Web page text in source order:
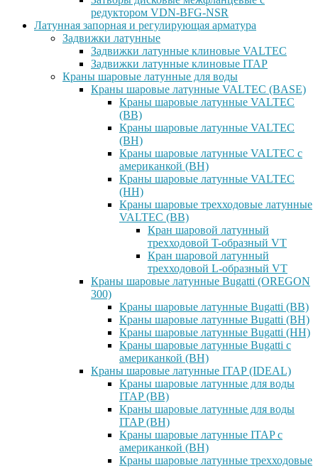
редуктором VDN-BFG-NSR
Латунная запорная и регулирующая арматура
Задвижки латунные
Задвижки латунные клиновые VALTEC
Задвижки латунные клиновые ITAP
Краны шаровые латунные для воды
Краны шаровые латунные VALTEC (BASE)
Краны шаровые латунные VALTEC
(ВВ)
Краны шаровые латунные VALTEC
(ВН)
Краны шаровые латунные VALTEC с
американкой (ВН)
Краны шаровые латунные VALTEC
(НН)
Краны шаровые трехходовые латунные
VALTEC (ВВ)
Кран шаровой латунный
трехходовой T-образный VT
Кран шаровой латунный
трехходовой L-образный VT
Краны шаровые латунные Bugatti (OREGON
300)
Краны шаровые латунные Bugatti (ВВ)
Краны шаровые латунные Bugatti (ВН)
Краны шаровые латунные Bugatti (НН)
Краны шаровые латунные Bugatti с
американкой (ВН)
Краны шаровые латунные ITAP (IDEAL)
Краны шаровые латунные для воды
ITAP (ВВ)
Краны шаровые латунные для воды
ITAP (ВН)
Краны шаровые латунные ITAP с
американкой (ВН)
Краны шаровые латунные трехходовые